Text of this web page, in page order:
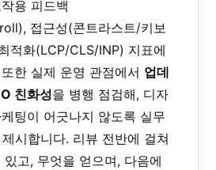
용 피드백
접근성(콘트라스트/키보
적화(LCP/CLS/INP) 지표에
한 실제 운영 관점에서 업데
친화성을 병행 점검해, 디자
팅이 어긋나지 않도록 실무
시합니다. 리뷰 전반에 걸쳐
있고, 무엇을 얻으며, 다음에